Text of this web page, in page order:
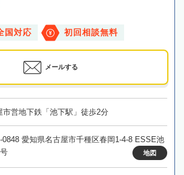
国対応 初回相談無料
メールする
市営地下鉄「池下駅」徒歩2分
0848 愛知県名古屋市千種区春岡1-4-8 ESSE池
地図